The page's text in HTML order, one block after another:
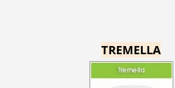
TREMELLA